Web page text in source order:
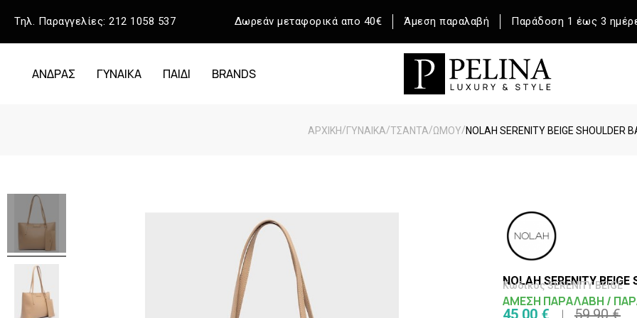
Τηλ. Παραγγελίες: 212 1058 537 Δωρεάν μεταφορικά απο 40€ Άμεση παραλαβή Παράδοση 1 έως 3
ΑΝΔΡΑΣ ΓΥΝΑΙΚΑ ΠΑΙΔΙ BRANDS
ΑΡΧΙΚΉ/ΓΥΝΑΙΚΑ/ΤΣΑΝΤΑ/ΩΜΟΥ/NOLAH SERENITY BEIGE SHOULDER
NOLAH SERENITY BEIGE
Κωδικός SERENITY BEIGE
ΑΜΕΣΗ ΠΑΡΑΛΑΒΗ /